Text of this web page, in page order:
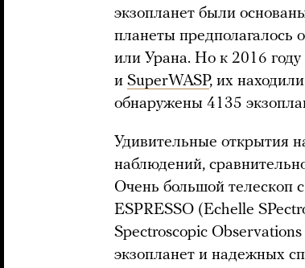
экзопланет были
планеты предполагалось
или Урана. Но к 2016 году
и SuperWASP, их
обнаружены 4135
Удивительные открытия
наблюдений,
Очень большой телескоп
ESPRESSO (Echelle
Spectroscopic
экзопланет и надежных